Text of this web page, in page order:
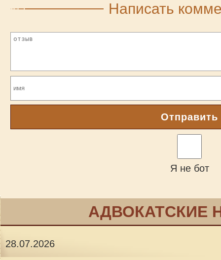
Написать
Отправить
Я не бот
АДВОКАТСКИЕ
28.07.2026